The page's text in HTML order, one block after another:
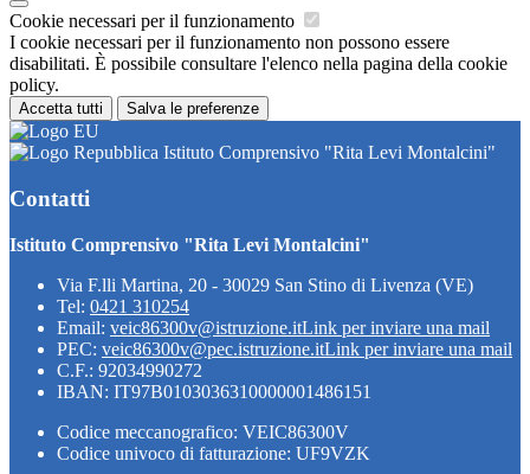
Cookie necessari per il funzionamento
I cookie necessari per il funzionamento non possono essere
disabilitati. È possibile consultare l'elenco nella pagina della cookie
policy.
Accetta tutti Salva le preferenze
Istituto Comprensivo "Rita Levi Montalcini"
Contatti
Istituto Comprensivo "Rita Levi Montalcini"
Via F.lli Martina, 20 - 30029 San Stino di Livenza (VE)
Tel: 0421 310254
Email: veic86300v@istruzione.itLink per inviare una mail
PEC: veic86300v@pec.istruzione.itLink per inviare una mail
C.F.: 92034990272
IBAN: IT97B0103036310000001486151
Codice meccanografico: VEIC86300V
Codice univoco di fatturazione: UF9VZK